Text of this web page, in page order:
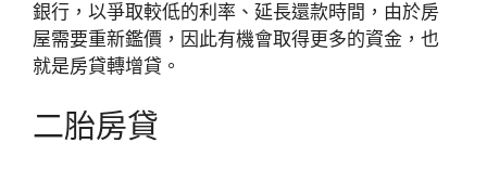
銀行，以爭取較低的利率、延長還款時間，由於房
屋需要重新鑑價，因此有機會取得更多的資金，也
就是房貸轉增貸。
二胎房貸